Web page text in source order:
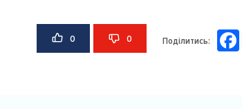
0 0 Поділитись: